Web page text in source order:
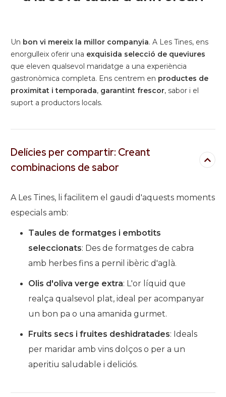
Un bon vi mereix la millor companyia. A Les Tines, ens
enorgulleix oferir una exquisida selecció de queviures
que eleven qualsevol maridatge a una experiència
gastronòmica completa. Ens centrem en productes de
proximitat i temporada, garantint frescor, sabor i el
suport a productors locals.
Delícies per compartir: Creant
combinacions de sabor
A Les Tines, li facilitem el gaudi d'aquests moments
especials amb:
Taules de formatges i embotits
seleccionats: Des de formatges de cabra
amb herbes fins a pernil ibèric d'aglà.
Olis d'oliva verge extra: L'or líquid que
realça qualsevol plat, ideal per acompanyar
un bon pa o una amanida gurmet.
Fruits secs i fruites deshidratades: Ideals
per maridar amb vins dolços o per a un
aperitiu saludable i deliciós.